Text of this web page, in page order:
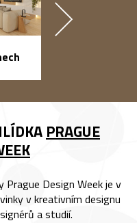
PRAGUE
Prague Design Week je v
v kreativním designu
a studií.